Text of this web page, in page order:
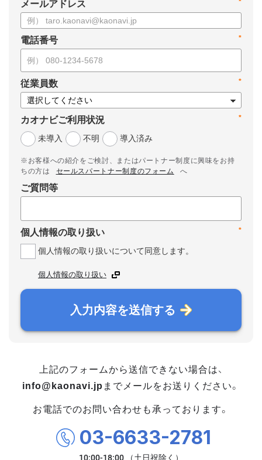
*
メールアドレス
*
電話番号
*
従業員数
*
カオナビご利用状況
未導入
不明 導入済み
※お客様への紹介をご検討、またはパートナー制度に興味をお持
ちの方は
セールスパートナー制度のフォーム へ
ご質問等
*
個人情報の取り扱い
個人情報の取り扱いについて同意します。
個人情報の取り扱い
入力内容を送信する
上記のフォームから送信できない場合は、
info@kaonavi.jp までメールをお送りください。
お電話でのお問い合わせも承っております。
03-6633-2781